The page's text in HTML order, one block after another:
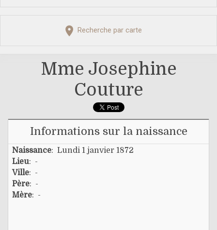
Recherche par carte
Mme Josephine
Couture
Informations sur la naissance
Naissance: Lundi 1 janvier 1872
Lieu: -
Ville: -
Père: -
Mère: -